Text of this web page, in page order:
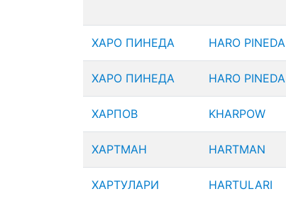
ХАРО ПИНЕДА HARO PINEDA
ХАРО ПИНЕДА HARO PINEDA
ХАРПОВ KHARPOW
ХАРТМАН HARTMAN
ХАРТУЛАРИ HARTULARI